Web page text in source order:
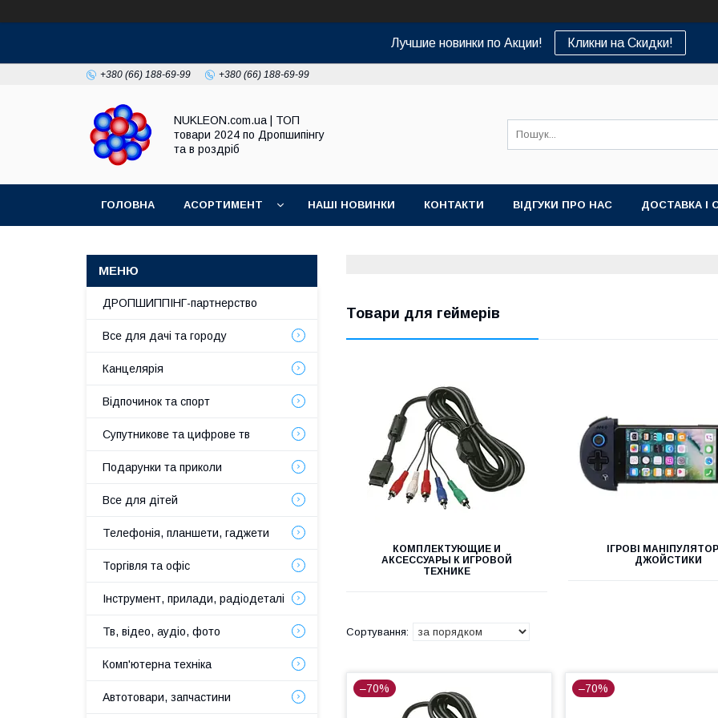
Лучшие новинки по Акции! Кликни на Скидки!
+380 (66) 188-69-99 +380 (66) 188-69-99
NUKLEON.com.ua | ТОП
товари 2024 по Дропшипінгу
та в роздріб
ГОЛОВНА АСОРТИМЕНТ НАШІ НОВИНКИ КОНТАКТИ ВІДГУКИ ПРО НАС ДОСТАВКА І
Товари для геймерів
КОМПЛЕКТУЮЩИЕ И
АКСЕССУАРЫ К ИГРОВОЙ
ТЕХНИКЕ
ІГРОВІ
ДЖОЙСТИКИ
–70% –70%
ДРОПШИППІНГ-партнерство
Все для дачі та городу
Канцелярія
Відпочинок та спорт
Супутникове та цифрове тв
Подарунки та приколи
Все для дітей
Телефонія, планшети, гаджети
Торгівля та офіс
Інструмент, прилади, радіодеталі
Тв, відео, аудіо, фото
Комп'ютерна техніка
Автотовари, запчастини